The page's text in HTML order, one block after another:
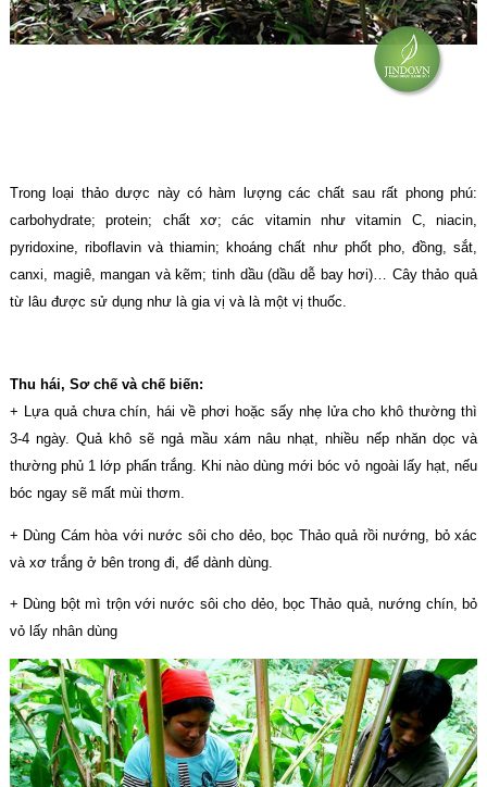
Trong loại thảo dược này có hàm lượng các chất sau rất phong phú:
carbohydrate; protein; chất xơ; các vitamin như vitamin C, niacin,
pyridoxine, riboflavin và thiamin; khoáng chất như phốt pho, đồng, sắt,
canxi, magiê, mangan và kẽm; tinh dầu (dầu dễ bay hơi)… Cây thảo quả
từ lâu được sử dụng như là gia vị và là một vị thuốc.
Thu hái, Sơ chế và chế biến:
+ Lựa quả chưa chín, hái về phơi hoặc sấy nhẹ lửa cho khô thường thì
3-4 ngày. Quả khô sẽ ngả mầu xám nâu nhạt, nhiều nếp nhăn dọc và
thường phủ 1 lớp phấn trắng. Khi nào dùng mới bóc vỏ ngoài lấy hạt, nếu
bóc ngay sẽ mất mùi thơm.
+ Dùng Cám hòa với nước sôi cho dẻo, bọc Thảo quả rồi nướng, bỏ xác
và xơ trắng ở bên trong đi, để dành dùng.
+ Dùng bột mì trộn với nước sôi cho dẻo, bọc Thảo quả, nướng chín, bỏ
vỏ lấy nhân dùng